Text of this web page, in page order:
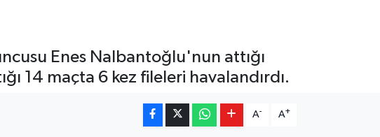
Enes Nalbantoğlu'nun attığı
14 maçta 6 kez fileleri havalandırdı.
A- A+